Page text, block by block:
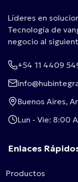
Líderes en
Tecnología de
negocio al
+54 11 4409
Buenos Aires,
Lun - Vie: 8:00
Enlaces
Productos